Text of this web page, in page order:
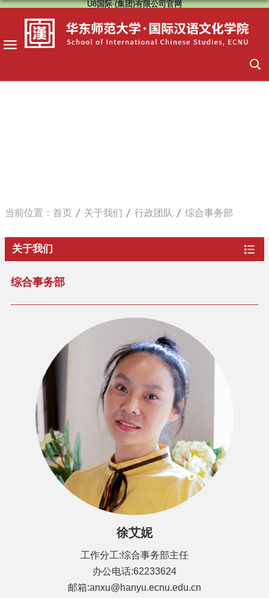
U8国际·(集团)有限公司官网
当前位置： 首页 关于我们 行政团队 综合事务部
关于我们
综合事务部
徐艾妮
工作分工:综合事务部主任
办公电话:62233624
邮箱:anxu@hanyu.ecnu.edu.cn